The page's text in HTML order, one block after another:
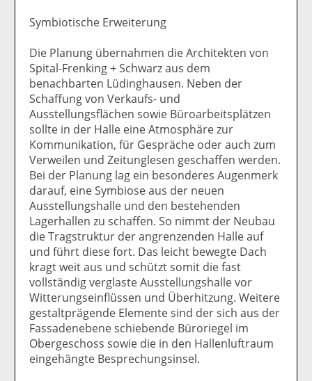
Symbiotische Erweiterung
Die Planung übernahmen die Architekten von
Spital-Frenking + Schwarz aus dem
benachbarten Lüdinghausen. Neben der
Schaffung von Verkaufs- und
Ausstellungsflächen sowie Büroarbeitsplätzen
sollte in der Halle eine Atmosphäre zur
Kommunikation, für Gespräche oder auch zum
Verweilen und Zeitunglesen geschaffen werden.
Bei der Planung lag ein besonderes Augenmerk
darauf, eine Symbiose aus der neuen
Ausstellungshalle und den bestehenden
Lagerhallen zu schaffen. So nimmt der Neubau
die Tragstruktur der angrenzenden Halle auf
und führt diese fort. Das leicht bewegte Dach
kragt weit aus und schützt somit die fast
vollständig verglaste Ausstellungshalle vor
Witterungseinflüssen und Überhitzung. Weitere
gestaltprägende Elemente sind der sich aus der
Fassadenebene schiebende Büroriegel im
Obergeschoss sowie die in den Hallenluftraum
eingehängte Besprechungsinsel.